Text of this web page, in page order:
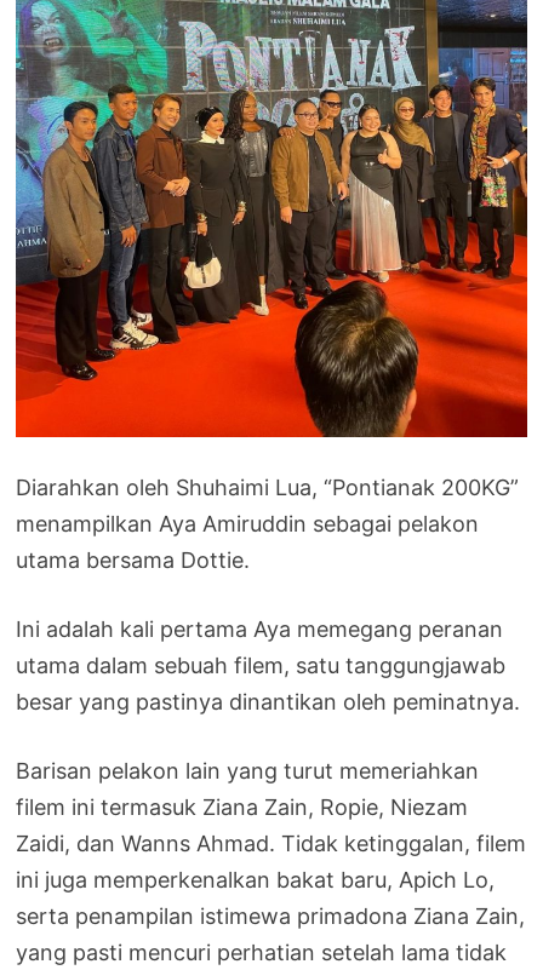
Diarahkan oleh Shuhaimi Lua, “Pontianak 200KG”
menampilkan Aya Amiruddin sebagai pelakon
utama bersama Dottie.
Ini adalah kali pertama Aya memegang peranan
utama dalam sebuah filem, satu tanggungjawab
besar yang pastinya dinantikan oleh peminatnya.
Barisan pelakon lain yang turut memeriahkan
filem ini termasuk Ziana Zain, Ropie, Niezam
Zaidi, dan Wanns Ahmad. Tidak ketinggalan, filem
ini juga memperkenalkan bakat baru, Apich Lo,
serta penampilan istimewa primadona Ziana Zain,
yang pasti mencuri perhatian setelah lama tidak